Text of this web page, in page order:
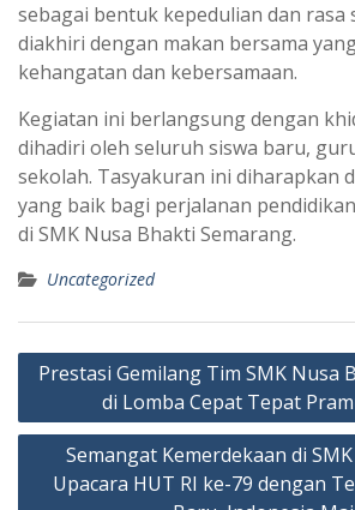
sebagai bentuk kepedulian dan rasa
diakhiri dengan makan bersama
kehangatan dan kebersamaan.
Kegiatan ini berlangsung dengan
dihadiri oleh seluruh siswa baru,
sekolah. Tasyakuran ini diharapkan
yang baik bagi perjalanan
di SMK Nusa Bhakti Semarang.
Uncategorized
Navigasi
Prestasi Gemilang Tim SMK Nusa
di Lomba Cepat Tepat
Semangat Kemerdekaan di
Upacara HUT RI ke-79 dengan